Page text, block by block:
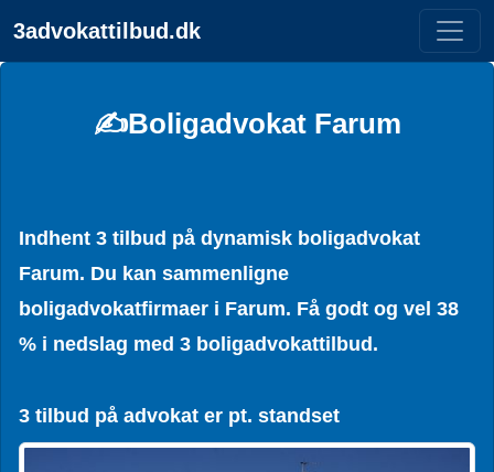
3advokattilbud.dk
✍️Boligadvokat Farum
Indhent 3 tilbud på dynamisk boligadvokat
Farum. Du kan sammenligne
boligadvokatfirmaer i Farum. Få godt og vel 38
% i nedslag med 3 boligadvokattilbud.
3 tilbud på advokat er pt. standset